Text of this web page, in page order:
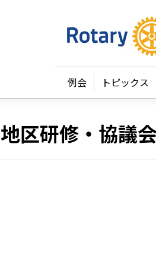
例会 トピックス
地区研修・協議